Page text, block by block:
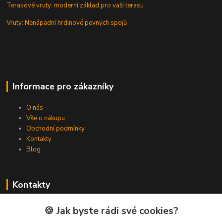
Terasové vruty: moderní základ pro vaši terasu
Vruty: Nenápadní hrdinové pevných spojů
Informace pro zákazníky
O nás
Vše o nákupu
Obchodní podmínky
Kontakty
Blog
Kontakty
Zákaznická podpora Spojovat.cz
+420 606 036 459
🍪 Jak byste rádi své cookies?